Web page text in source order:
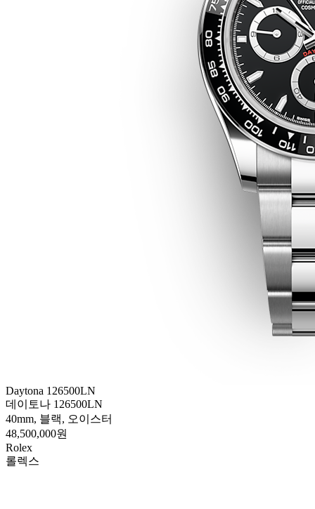
Daytona 126500LN
데이토나 126500LN
40mm, 블랙, 오이스터
48,500,000원
Rolex
롤렉스